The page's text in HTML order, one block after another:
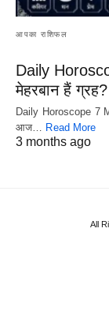
आपका राशिफल
Daily
मेहरबान हैं
Daily Horoscope 7
आज… Read More
3 months ago
All